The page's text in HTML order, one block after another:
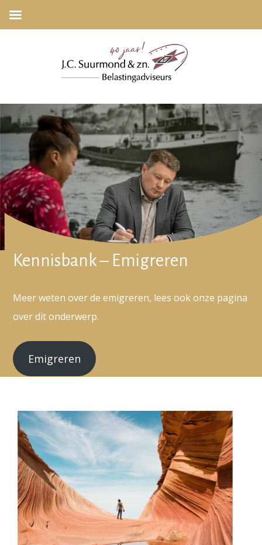
Kennisbank – Emigreren
Meer weten over de emigreren, lees ook onze pagina
over dit onderwerp.
Emigreren